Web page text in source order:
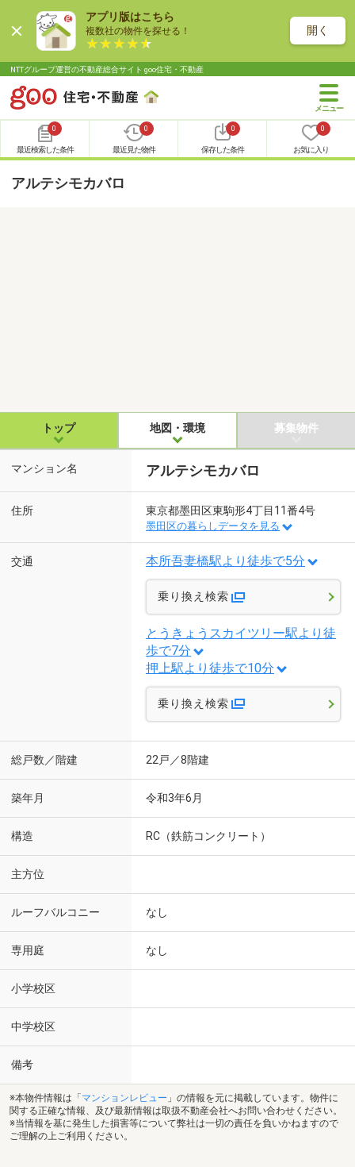
アプリ版はこちら
複数社の物件を探せる！ 開く
NTTグループ運営の不動産総合サイト goo住宅・不動産
0
最近検索した条件
0
最近見た物件
0
保存した条件
0
お気に入り
アルテシモカバロ
トップ 地図・環境 募集物件
マンション名 アルテシモカバロ
住所 東京都墨田区東駒形4丁目11番4号
墨田区の暮らしデータを見る
交通 本所吾妻橋駅より徒歩で5分
乗り換え検索
とうきょうスカイツリー駅より徒
歩で7分
押上駅より徒歩で10分
乗り換え検索
総戸数／階建 22戸／8階建
築年月 令和3年6月
構造 RC（鉄筋コンクリート）
主方位
ルーフバルコニー なし
専用庭 なし
小学校区
中学校区
備考
※本物件情報は「 マンションレビュー 」の情報を元に掲載しています。物件に
関する正確な情報、及び最新情報は取扱不動産会社へお問い合わせください。
※当情報を基に発生した損害等について弊社は一切の責任を負いかねますので
ご理解の上ご利用ください。